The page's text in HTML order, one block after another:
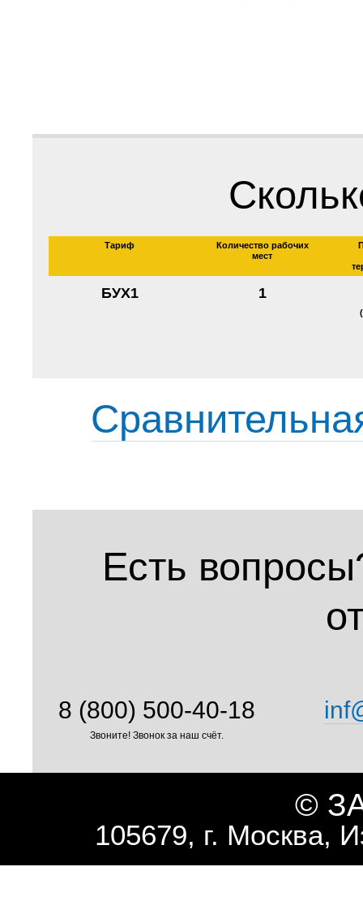
Тариф
Количество рабочих
мест
БУХ1 1
Есть
8 (800) 500-40-18
Звоните! Звонок за наш счёт.
©
105679, г. Москва,